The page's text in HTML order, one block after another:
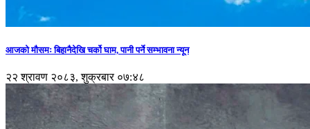
आजको मौसमः बिहानैदेखि चर्को घाम, पानी पर्ने सम्भावना न्यून
२२ श्रावण २०८३, शुक्रबार ०७:४८